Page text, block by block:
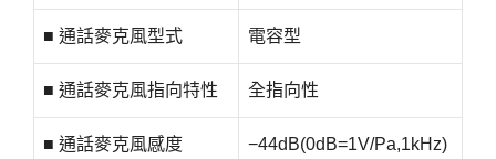
■ 通話麥克風型式 電容型
■ 通話麥克風指向特性 全指向性
■ 通話麥克風感度 −44dB(0dB=1V/Pa,1kHz)